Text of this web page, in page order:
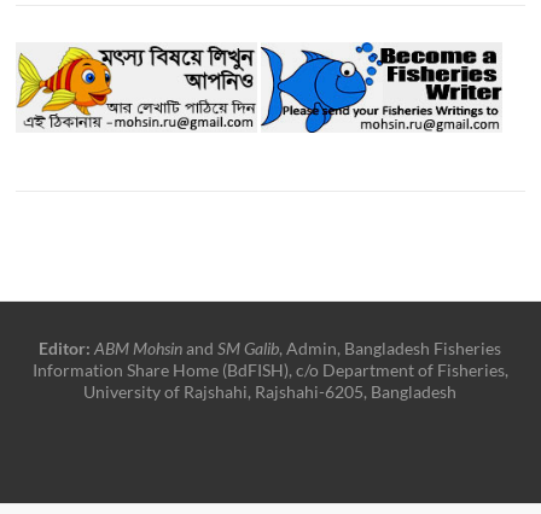
Editor: ABM MohsinandSM Galib, Admin, Bangladesh Fisheries
Information Share Home (BdFISH), c/o Department of Fisheries,
University of Rajshahi, Rajshahi-6205, Bangladesh